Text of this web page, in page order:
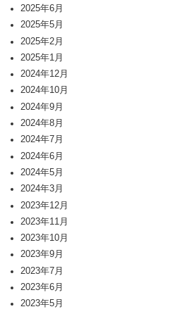
2025年6月
2025年5月
2025年2月
2025年1月
2024年12月
2024年10月
2024年9月
2024年8月
2024年7月
2024年6月
2024年5月
2024年3月
2023年12月
2023年11月
2023年10月
2023年9月
2023年7月
2023年6月
2023年5月